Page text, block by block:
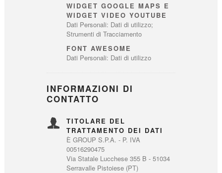
WIDGET GOOGLE MAPS E
WIDGET VIDEO YOUTUBE
Dati Personali: Dati di utilizzo;
Strumenti di Tracciamento
FONT AWESOME
Dati Personali: Dati di utilizzo
INFORMAZIONI DI
CONTATTO
TITOLARE DEL
TRATTAMENTO DEI DATI
È GROUP S.P.A. - P. IVA
00516290475
Via Statale Lucchese 355 B - 51034
Serravalle Pistoiese (PT)